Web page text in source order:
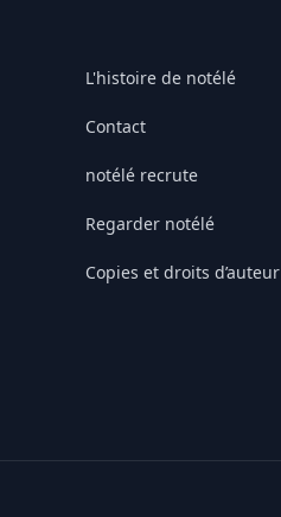
L'histoire de notélé
Contact
notélé recrute
Regarder notélé
Copies et droits d’auteur